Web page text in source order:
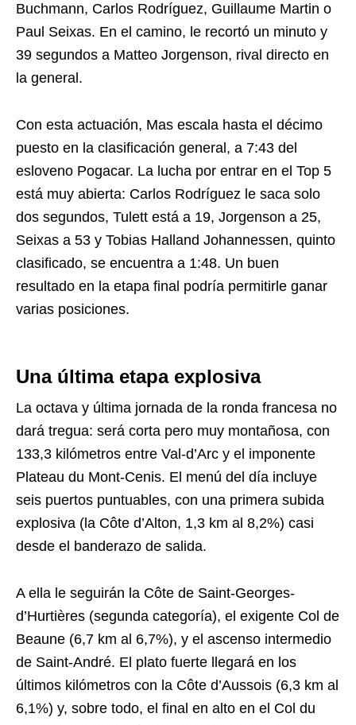
Buchmann, Carlos Rodríguez, Guillaume Martin o
Paul Seixas. En el camino, le recortó un minuto y
39 segundos a Matteo Jorgenson, rival directo en
la general.
Con esta actuación, Mas escala hasta el décimo
puesto en la clasificación general, a 7:43 del
esloveno Pogacar. La lucha por entrar en el Top 5
está muy abierta: Carlos Rodríguez le saca solo
dos segundos, Tulett está a 19, Jorgenson a 25,
Seixas a 53 y Tobias Halland Johannessen, quinto
clasificado, se encuentra a 1:48. Un buen
resultado en la etapa final podría permitirle ganar
varias posiciones.
Una última etapa explosiva
La octava y última jornada de la ronda francesa no
dará tregua: será corta pero muy montañosa, con
133,3 kilómetros entre Val-d’Arc y el imponente
Plateau du Mont-Cenis. El menú del día incluye
seis puertos puntuables, con una primera subida
explosiva (la Côte d’Alton, 1,3 km al 8,2%) casi
desde el banderazo de salida.
A ella le seguirán la Côte de Saint-Georges-
d’Hurtières (segunda categoría), el exigente Col de
Beaune (6,7 km al 6,7%), y el ascenso intermedio
de Saint-André. El plato fuerte llegará en los
últimos kilómetros con la Côte d’Aussois (6,3 km al
6,1%) y, sobre todo, el final en alto en el Col du